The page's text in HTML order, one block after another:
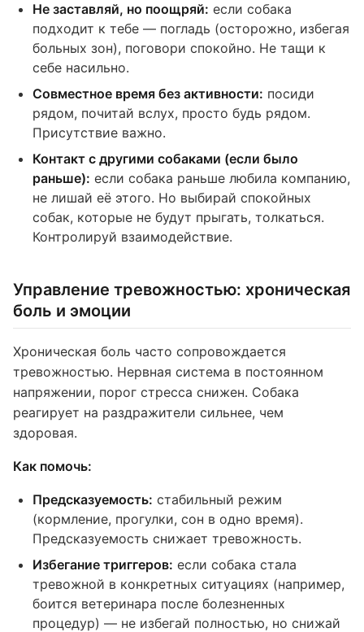
Не заставляй, но поощряй: если собака
подходит к тебе — погладь (осторожно, избегая
больных зон), поговори спокойно. Не тащи к
себе насильно.
Совместное время без активности: посиди
рядом, почитай вслух, просто будь рядом.
Присутствие важно.
Контакт с другими собаками (если было
раньше): если собака раньше любила компанию,
не лишай её этого. Но выбирай спокойных
собак, которые не будут прыгать, толкаться.
Контролируй взаимодействие.
Управление тревожностью: хроническая
боль и эмоции
Хроническая боль часто сопровождается
тревожностью. Нервная система в постоянном
напряжении, порог стресса снижен. Собака
реагирует на раздражители сильнее, чем
здоровая.
Как помочь:
Предсказуемость: стабильный режим
(кормление, прогулки, сон в одно время).
Предсказуемость снижает тревожность.
Избегание триггеров: если собака стала
тревожной в конкретных ситуациях (например,
боится ветеринара после болезненных
процедур) — не избегай полностью, но снижай